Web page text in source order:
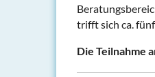
trifft sich ca.
Die Teilnahme